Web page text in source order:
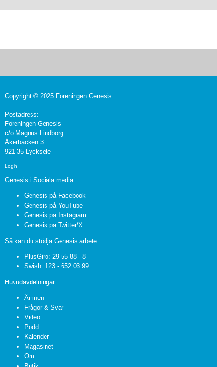
Copyright © 2025 Föreningen Genesis
Postadress:
Föreningen Genesis
c/o Magnus Lindborg
Åkerbacken 3
921 35 Lycksele
Login
Genesis i Sociala media:
Genesis på Facebook
Genesis på YouTube
Genesis på Instagram
Genesis på Twitter/X
Så kan du stödja Genesis arbete
PlusGiro: 29 55 88 - 8
Swish: 123 - 652 03 99
Huvudavdelningar:
Ämnen
Frågor & Svar
Video
Podd
Kalender
Magasinet
Om
Butik